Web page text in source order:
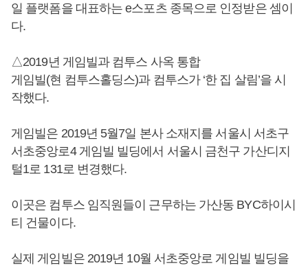
일 플랫폼을 대표하는 e스포츠 종목으로 인정받은 셈이
다.
△2019년 게임빌과 컴투스 사옥 통합
게임빌(현 컴투스홀딩스)과 컴투스가 ‘한 집 살림’을 시
작했다.
게임빌은 2019년 5월7일 본사 소재지를 서울시 서초구
서초중앙로4 게임빌 빌딩에서 서울시 금천구 가산디지
털1로 131로 변경했다.
이곳은 컴투스 임직원들이 근무하는 가산동 BYC하이시
티 건물이다.
실제 게임빌은 2019년 10월 서초중앙로 게임빌 빌딩을